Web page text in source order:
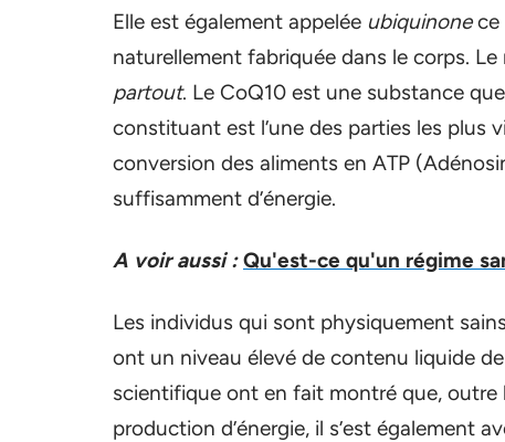
Elle est également appelée ubiquinonece
naturellement fabriquée dans le corps. Le
partout. Le CoQ10 est une substance
constituant est l’une des parties les plus
conversion des aliments en ATP
suffisamment d’énergie.
A voir aussi : Qu'est-ce qu'un régime
Les individus qui sont physiquement
ont un niveau élevé de contenu liquide
scientifique ont en fait montré que, outre
production d’énergie, il s’est également